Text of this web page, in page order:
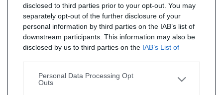
disclosed to third parties prior to your opt-out. You may
separately opt-out of the further disclosure of your
personal information by third parties on the IAB’s list of
downstream participants. This information may also be
disclosed by us to third parties on the IAB’s List of
Personal Data Processing Opt
Outs